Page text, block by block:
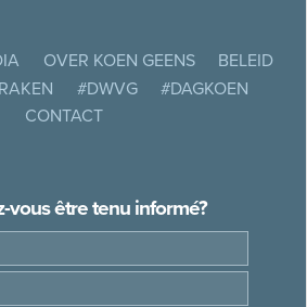
OVER KOEN GEENS
BELEID
#DWVG
#DAGKOEN
CONTACT
vous être tenu informé?